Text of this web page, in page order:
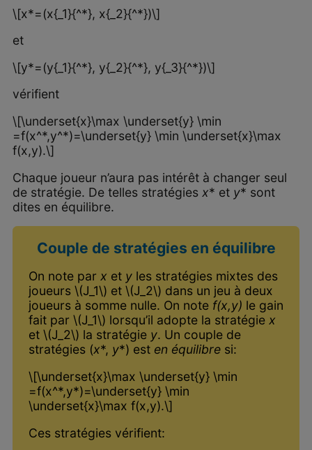
\[x*=(x{_1}{^*}, x{_2}{^*})\]
et
\[y*=(y{_1}{^*}, y{_2}{^*}, y{_3}{^*})\]
vérifient
\[\underset{x}\max \underset{y} \min
=f(x^*,y^*)=\underset{y} \min \underset{x}\max
f(x,y).\]
Chaque joueur n’aura pas intérêt à changer seul
de stratégie. De telles stratégies x* et y* sont
dites en équilibre.
Couple de stratégies en équilibre
On note par x et yles stratégies mixtes des
joueurs \(J_1\) et \(J_2\) dans un jeu à deux
joueurs à somme nulle. On note f(x,y) le gain
fait par \(J_1\) lorsqu’il adopte la stratégie x
et \(J_2\) la stratégie y. Un couple de
stratégies (x*, y*) est en équilibresi:
\[\underset{x}\max \underset{y} \min
=f(x^*,y*)=\underset{y} \min
\underset{x}\max f(x,y).\]
Ces stratégies vérifient: